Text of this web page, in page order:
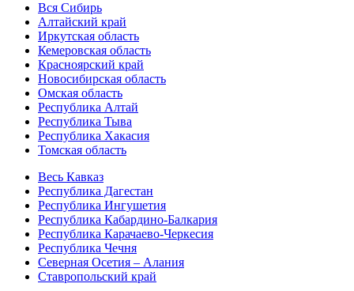
Вся Сибирь
Алтайский край
Иркутская область
Кемеровская область
Красноярский край
Новосибирская область
Омская область
Республика Алтай
Республика Тыва
Республика Хакасия
Томская область
Весь Кавказ
Республика Дагестан
Республика Ингушетия
Республика Кабардино-Балкария
Республика Карачаево-Черкесия
Республика Чечня
Северная Осетия – Алания
Ставропольский край